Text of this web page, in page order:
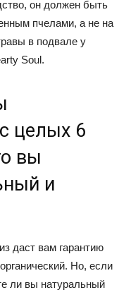
он должен быть
пчелами, а не на
в подвале у
Soul.
целых 6
вы
и
даст вам гарантию
Но, если
ли вы натуральный